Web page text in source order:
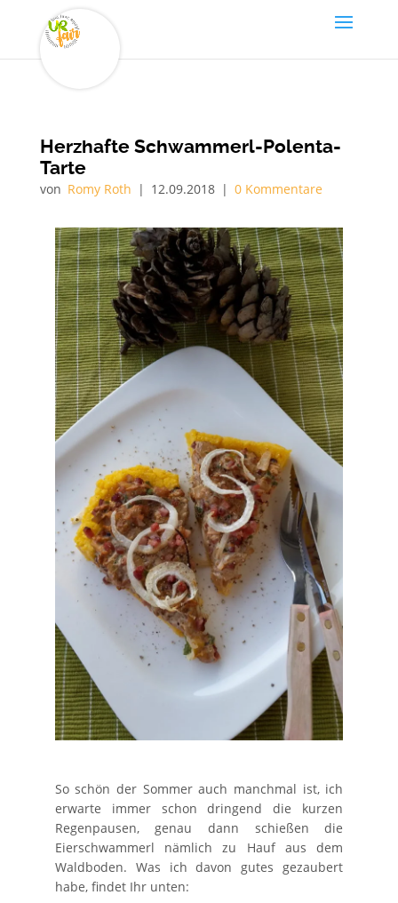
Herzhafte Schwammerl-Polenta-
Tarte
von Romy Roth | 12.09.2018 | 0 Kommentare
So schön der Sommer auch manchmal ist, ich
erwarte immer schon dringend die kurzen
Regenpausen, genau dann schießen die
Eierschwammerl nämlich zu Hauf aus dem
Waldboden. Was ich davon gutes gezaubert
habe, findet Ihr unten: